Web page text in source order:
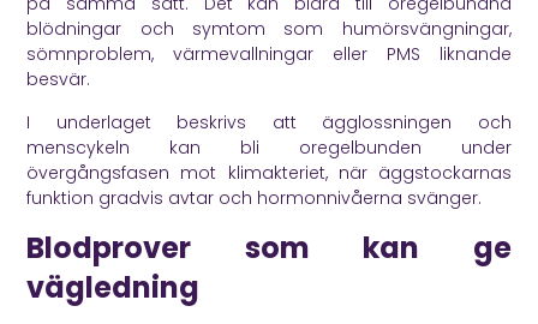
blödningar och symtom som humörsvängningar,
sömnproblem, värmevallningar eller PMS liknande
besvär.
I underlaget beskrivs att ägglossningen och
menscykeln kan bli oregelbunden under
övergångsfasen mot klimakteriet, när äggstockarnas
funktion gradvis avtar och hormonnivåerna svänger.
Blodprover som kan ge
vägledning